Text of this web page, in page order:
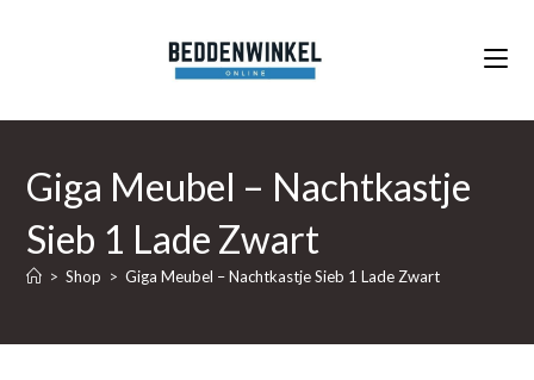
Giga Meubel – Nachtkastje
Sieb 1 Lade Zwart
> Shop > Giga Meubel – Nachtkastje Sieb 1 Lade Zwart